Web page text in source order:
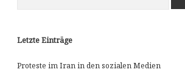
Letzte Einträge
Proteste im Iran in den sozialen Medien